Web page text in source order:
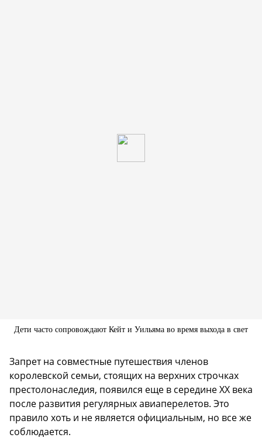
Дети часто сопровождают Кейт и Уильяма во время выхода в свет
Запрет на совместные путешествия членов
королевской семьи, стоящих на верхних строчках
престолонаследия, появился еще в середине XX века
после развития регулярных авиаперелетов. Это
правило хоть и не является официальным, но все же
соблюдается.